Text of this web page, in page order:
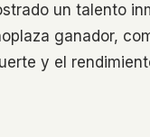
un talento
ganador,
y el